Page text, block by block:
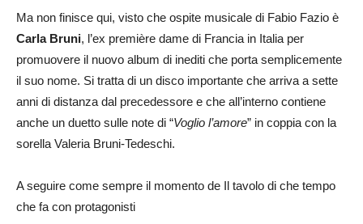
Ma non finisce qui, visto che ospite musicale di Fabio Fazio è
Carla Bruni, l’ex première dame di Francia in Italia per
promuovere il nuovo album di inediti che porta semplicemente
il suo nome. Si tratta di un disco importante che arriva a sette
anni di distanza dal precedessore e che all’interno contiene
anche un duetto sulle note di “Voglio l’amore” in coppia con la
sorella Valeria Bruni-Tedeschi.
A seguire come sempre il momento de Il tavolo di che tempo
che fa con protagonisti